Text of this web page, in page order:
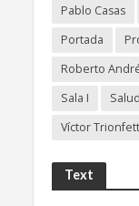
Pablo Casas
Portada
Roberto
Sala I
Salud
Víctor
Text